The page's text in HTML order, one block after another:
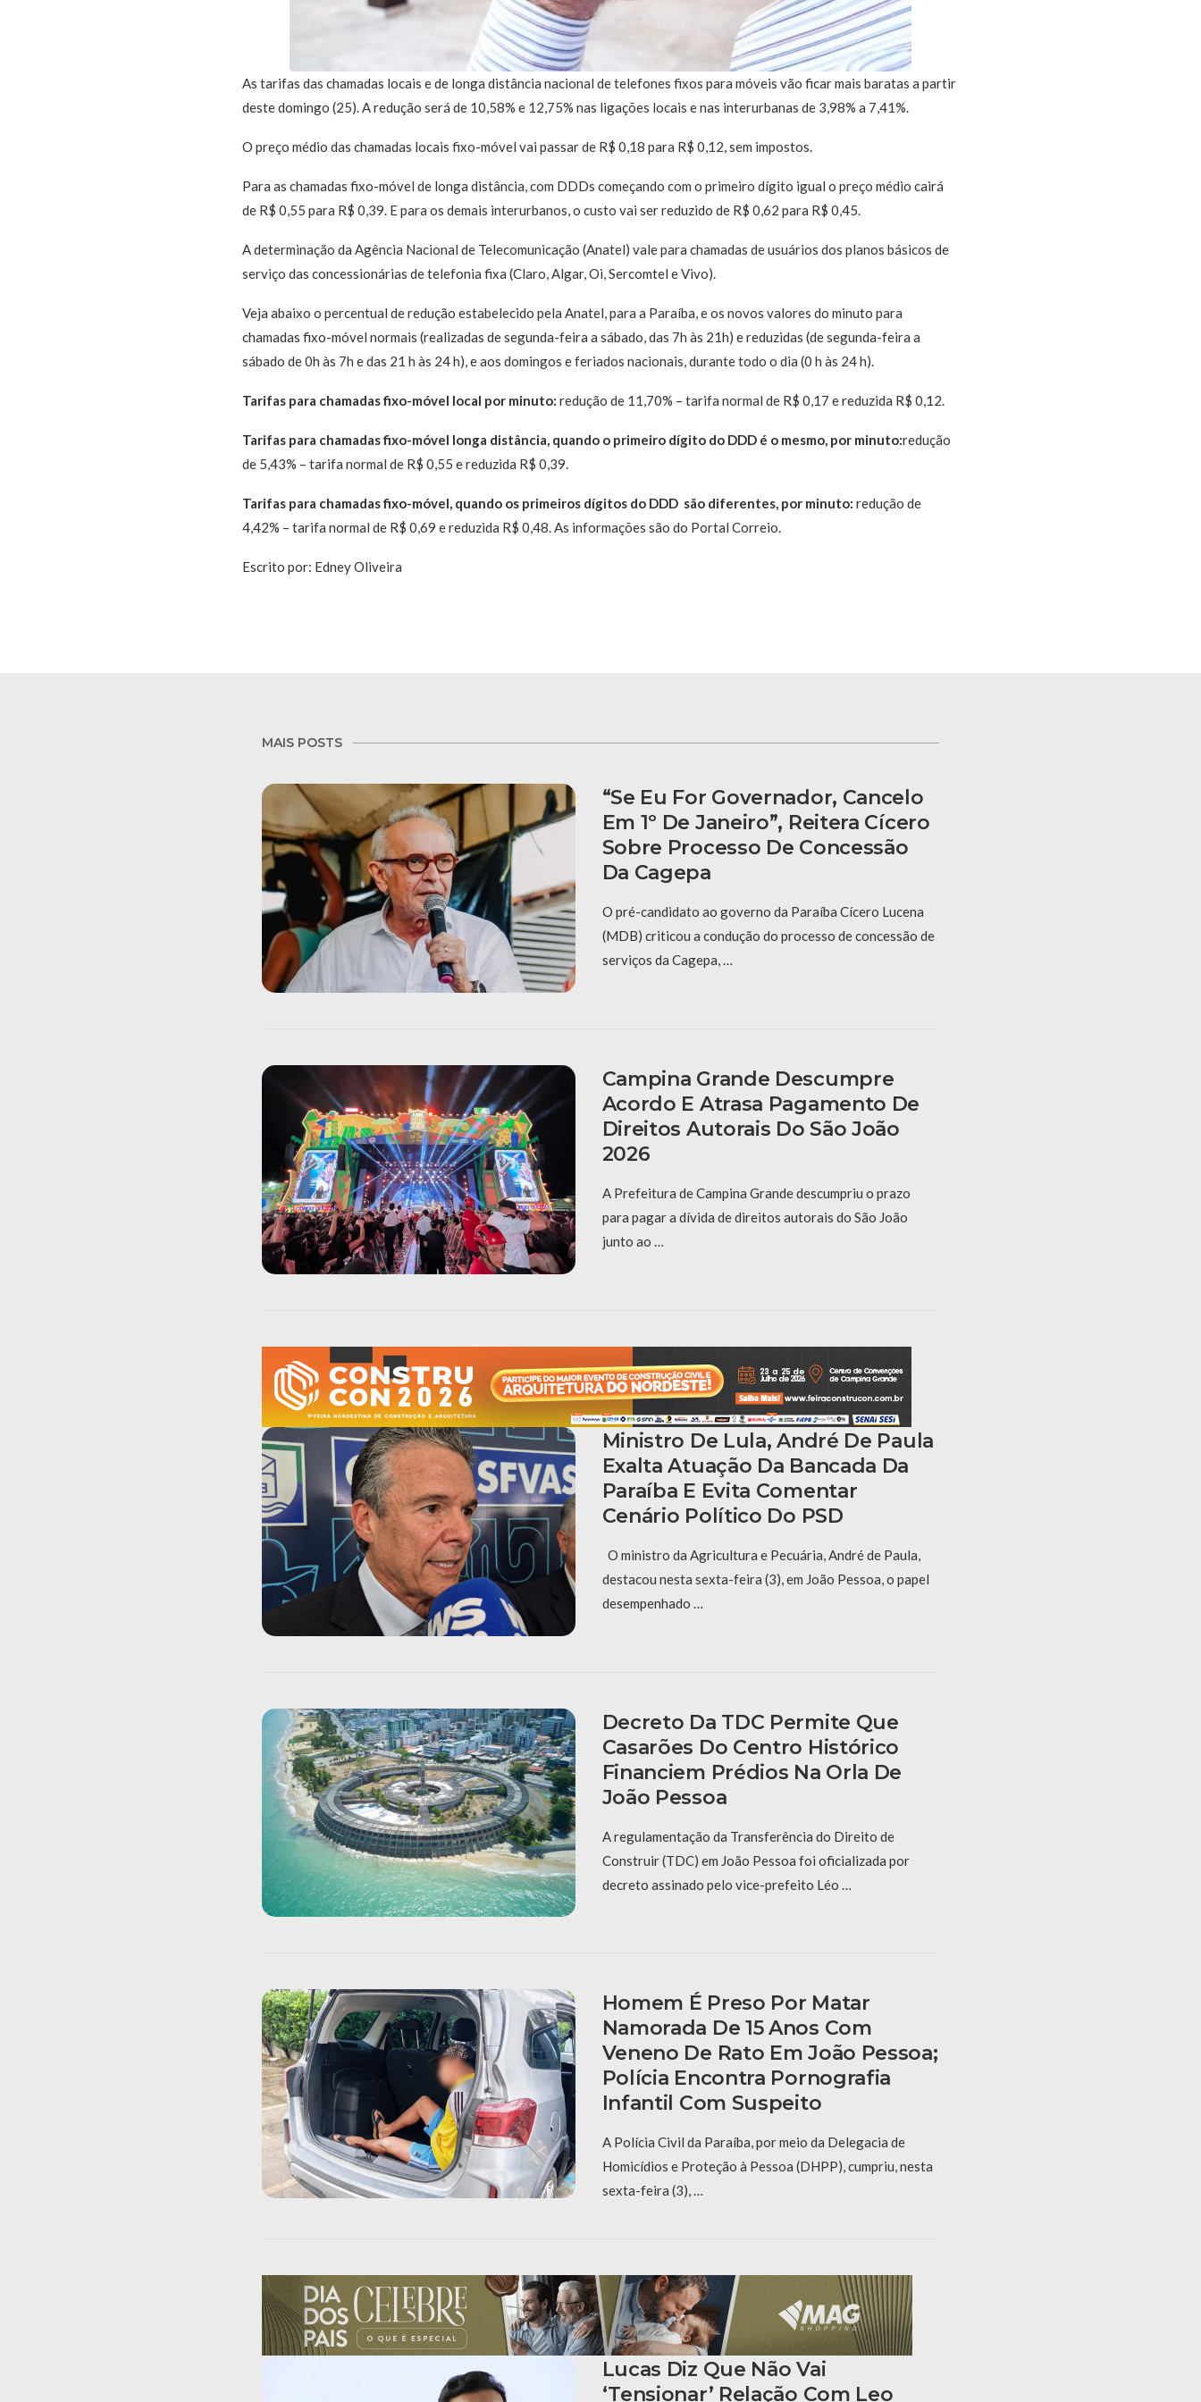
As tarifas das chamadas locais e de longa distância nacional de telefones fixos para móveis vão ficar mais baratas a partir
deste domingo (25). A redução será de 10,58% e 12,75% nas ligações locais e nas interurbanas de 3,98% a 7,41%.
O preço médio das chamadas locais fixo-móvel vai passar de R$ 0,18 para R$ 0,12, sem impostos.
Para as chamadas fixo-móvel de longa distância, com DDDs começando com o primeiro dígito igual o preço médio cairá
de R$ 0,55 para R$ 0,39. E para os demais interurbanos, o custo vai ser reduzido de R$ 0,62 para R$ 0,45.
A determinação da Agência Nacional de Telecomunicação (Anatel) vale para chamadas de usuários dos planos básicos de
serviço das concessionárias de telefonia fixa (Claro, Algar, Oi, Sercomtel e Vivo).
Veja abaixo o percentual de redução estabelecido pela Anatel, para a Paraíba, e os novos valores do minuto para
chamadas fixo-móvel normais (realizadas de segunda-feira a sábado, das 7h às 21h) e reduzidas (de segunda-feira a
sábado de 0h às 7h e das 21 h às 24 h), e aos domingos e feriados nacionais, durante todo o dia (0 h às 24 h).
Tarifas para chamadas fixo-móvel local por minuto: redução de 11,70% – tarifa normal de R$ 0,17 e reduzida R$ 0,12.
Tarifas para chamadas fixo-móvel longa distância, quando o primeiro dígito do DDD é o mesmo, por minuto:redução
de 5,43% – tarifa normal de R$ 0,55 e reduzida R$ 0,39.
Tarifas para chamadas fixo-móvel, quando os primeiros dígitos do DDD são diferentes, por minuto: redução de
4,42% – tarifa normal de R$ 0,69 e reduzida R$ 0,48. As informações são do Portal Correio.
Escrito por: Edney Oliveira
MAIS POSTS
“Se Eu For Governador, Cancelo
Em 1º De Janeiro”, Reitera Cícero
Sobre Processo De Concessão
Da Cagepa
O pré-candidato ao governo da Paraíba Cícero Lucena
(MDB) criticou a condução do processo de concessão de
serviços da Cagepa, …
Campina Grande Descumpre
Acordo E Atrasa Pagamento De
Direitos Autorais Do São João
2026
A Prefeitura de Campina Grande descumpriu o prazo
para pagar a dívida de direitos autorais do São João
junto ao …
Ministro De Lula, André De Paula
Exalta Atuação Da Bancada Da
Paraíba E Evita Comentar
Cenário Político Do PSD
O ministro da Agricultura e Pecuária, André de Paula,
destacou nesta sexta-feira (3), em João Pessoa, o papel
desempenhado …
Decreto Da TDC Permite Que
Casarões Do Centro Histórico
Financiem Prédios Na Orla De
João Pessoa
A regulamentação da Transferência do Direito de
Construir (TDC) em João Pessoa foi oficializada por
decreto assinado pelo vice-prefeito Léo …
Homem É Preso Por Matar
Namorada De 15 Anos Com
Veneno De Rato Em João Pessoa;
Polícia Encontra Pornografia
Infantil Com Suspeito
A Polícia Civil da Paraíba, por meio da Delegacia de
Homicídios e Proteção à Pessoa (DHPP), cumpriu, nesta
sexta-feira (3), …
Lucas Diz Que Não Vai
‘tensionar’ Relação Com Leo